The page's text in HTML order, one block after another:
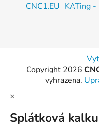
CNC1.EU KATing -
Copyright 2026
vyhrazena.
×
Splátková